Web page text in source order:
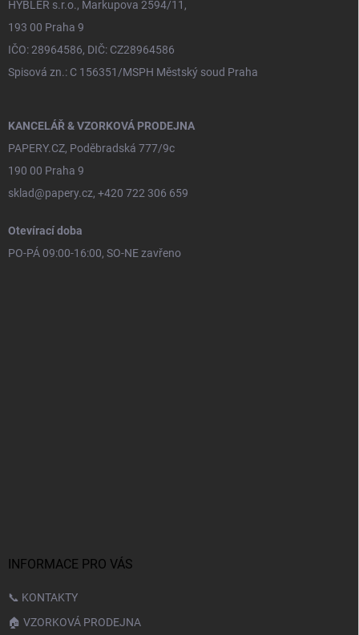
HYBLER s.r.o., Markupova 2594/11,
193 00 Praha 9
IČO: 28964586, DIČ: CZ28964586
Spisová zn.: C 156351/MSPH Městský soud Praha
KANCELÁŘ & VZORKOVÁ PRODEJNA
PAPERY.CZ, Poděbradská 777/9c
190 00 Praha 9
sklad@papery.cz, +420 722 306 659
Otevírací doba
PO-PÁ 09:00-16:00, SO-NE zavřeno
INFORMACE PRO VÁS
📞 KONTAKTY
🏠 VZORKOVÁ PRODEJNA